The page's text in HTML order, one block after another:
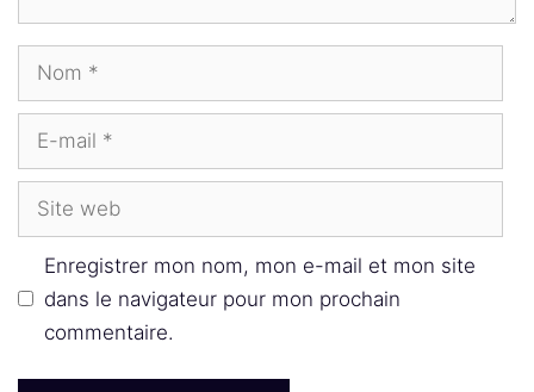
Nom
Site
Enregistrer mon nom, mon e-mail et mon site
dans le navigateur pour mon prochain
commentaire.